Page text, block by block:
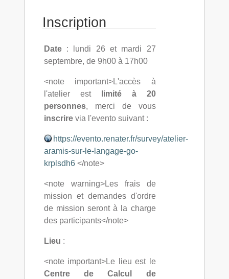
Inscription
Date: lundi 26 et mardi 27
septembre, de 9h00 à 17h00
<note important>L'accès à
l'atelier est
limité à 20
personnes, merci de vous
inscrirevia l'evento suivant :
https://evento.renater.fr/survey/atelier-
aramis-sur-le-langage-go-
krplsdh6</note>
<note warning>Les frais de
mission et demandes d'ordre
de mission seront à la charge
des participants</note>
Lieu :
<note important>Le lieu est le
Centre de Calcul de